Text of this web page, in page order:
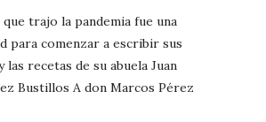
trajo la pandemia fue una
para comenzar a escribir sus
las recetas de su abuela Juan
Bustillos A don Marcos Pérez